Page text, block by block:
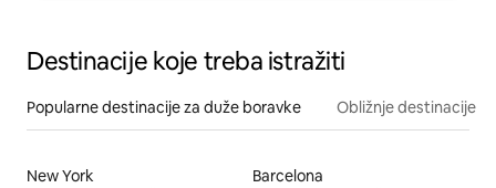
Destinacije koje treba istražiti
Popularne destinacije za duže boravke Obližnje destinacije
New York
Barcelona